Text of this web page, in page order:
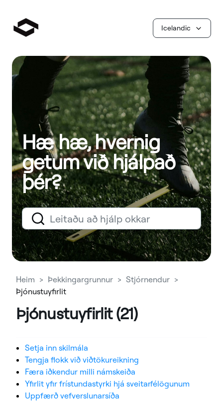
Icelandic
Hæ hæ, hvernig
getum við hjálpað
þér?
Heim Þekkingargrunnur
Stjórnendur
Þjónustuyfirlit
Þjónustuyfirlit (21)
Setja inn skilmála
Tengja flokk við viðtökureikning
Færa iðkendur milli námskeiða
Yfirlit yfir frístundastyrki hjá sveitarfélögunum
Uppfærð vefverslunarsíða